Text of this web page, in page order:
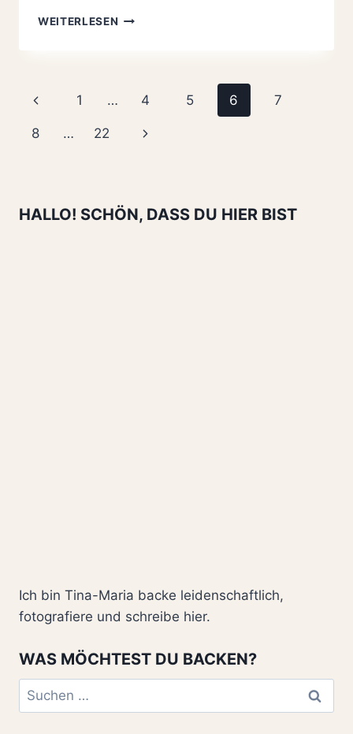
WEITERLESEN ERDBEER-
Seitennavigation
Vorherige
Seite
1 … 4 5 6 7
8 … 22
Nächste
HALLO! SCHÖN, DASS DU HIER BIST
Ich bin Tina-Maria backe leidenschaftlich,
fotografiere und schreibe hier.
WAS MÖCHTEST DU BACKEN?
Suchen
nach: